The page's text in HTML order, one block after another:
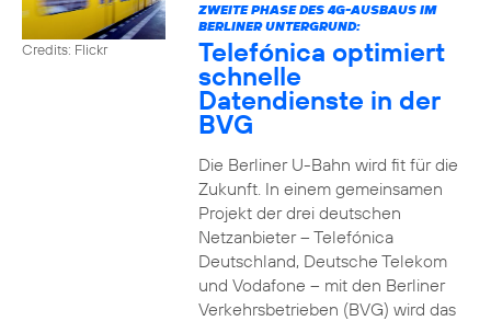
Credits: Flickr
ZWEITE PHASE DES 4G-AUSBAUS IM
BERLINER UNTERGRUND:
Telefónica optimiert
schnelle
Datendienste in der
BVG
Die Berliner U-Bahn wird fit für die
Zukunft. In einem gemeinsamen
Projekt der drei deutschen
Netzanbieter – Telefónica
Deutschland, Deutsche Telekom
und Vodafone – mit den Berliner
Verkehrsbetrieben (BVG) wird das